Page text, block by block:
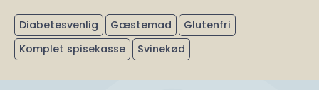
Diabetesvenlig Gæstemad
Glutenfri
Komplet spisekasse
Svinekød